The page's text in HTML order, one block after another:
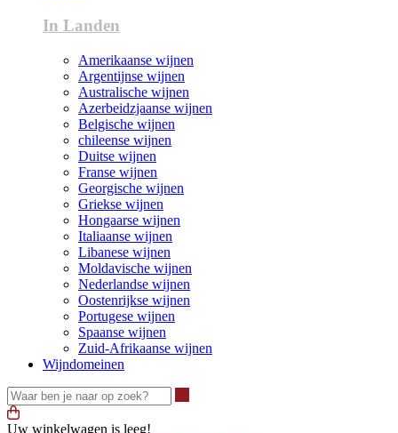
In Landen
Amerikaanse wijnen
Argentijnse wijnen
Australische wijnen
Azerbeidzjaanse wijnen
Belgische wijnen
chileense wijnen
Duitse wijnen
Franse wijnen
Georgische wijnen
Griekse wijnen
Hongaarse wijnen
Italiaanse wijnen
Libanese wijnen
Moldavische wijnen
Nederlandse wijnen
Oostenrijkse wijnen
Portugese wijnen
Spaanse wijnen
Zuid-Afrikaanse wijnen
Wijndomeinen
Uw winkelwagen is leeg!